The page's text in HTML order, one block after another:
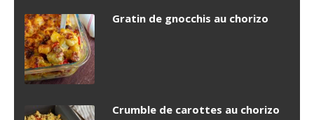
Gratin de gnocchis au chorizo
Crumble de carottes au chorizo